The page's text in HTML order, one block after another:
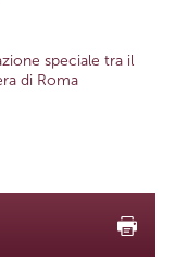
speciale tra il
di Roma